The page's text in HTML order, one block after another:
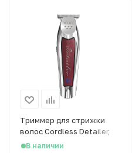
Триммер для стрижки
волос Cordless Detailer,
беспроводной
В наличии